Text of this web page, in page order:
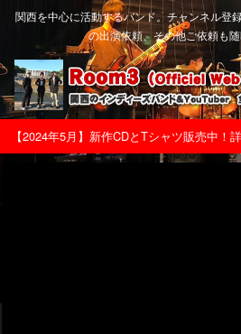
関西を中心に活動するバンド。チャンネル登
の出演依頼、その他ご依頼も随
【2024年5月】新作CDとTシャツ販売中！